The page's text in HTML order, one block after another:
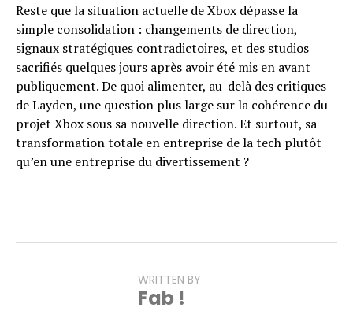
Reste que la situation actuelle de Xbox dépasse la
simple consolidation : changements de direction,
signaux stratégiques contradictoires, et des studios
sacrifiés quelques jours après avoir été mis en avant
publiquement. De quoi alimenter, au-delà des critiques
de Layden, une question plus large sur la cohérence du
projet Xbox sous sa nouvelle direction. Et surtout, sa
transformation totale en entreprise de la tech plutôt
qu’en une entreprise du divertissement ?
WRITTEN BY
Fab !